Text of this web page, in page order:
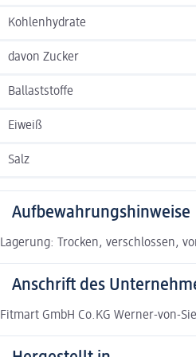
Kohlenhydrate
davon Zucker
Ballaststoffe
Eiweiß
Salz
Aufbewahrungshinweise
Lagerung: Trocken, verschlossen,
Anschrift des
Fitmart GmbH Co.KG Werner-von-